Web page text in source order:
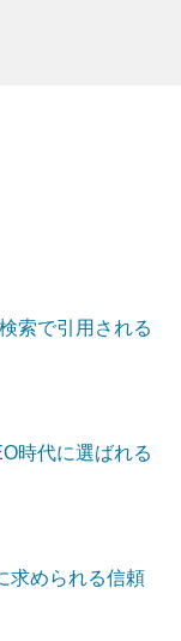
索で引用される
時代に選ばれる
求められる信頼